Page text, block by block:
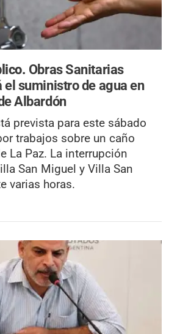
Obras Sanitarias
suministro de agua en
Albardón
prevista para este sábado
trabajos sobre un caño
La Paz. La interrupción
San Miguel y Villa San
varias horas.